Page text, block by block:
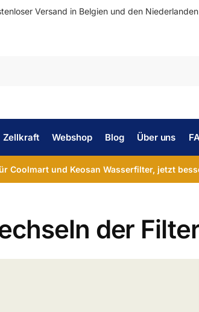
Versand in Belgien und den Niederlanden
Zellkraft Webshop Blog Über uns
Coolmart und Keosan Wasserfilter, jetzt
der